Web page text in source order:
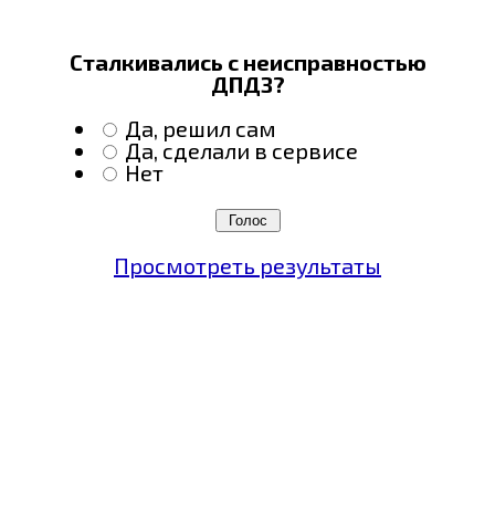
Сталкивались с неисправностью
ДПДЗ?
Да, решил сам
Да, сделали в сервисе
Нет
Просмотреть результаты